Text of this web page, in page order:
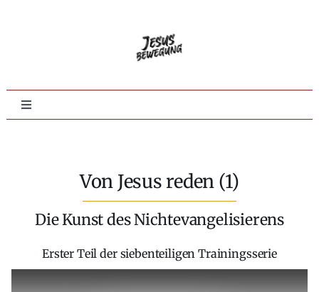
Toggle
Evangelisation
Tieferes Leben
Von Jesus reden (1)
Die Kunst des Nichtevangelisierens
Erster Teil der siebenteiligen Trainingsserie